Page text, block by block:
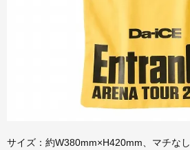
サイズ：約W380mm×H420mm、マチなし